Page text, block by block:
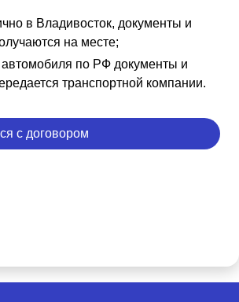
в Владивосток, документы и
на месте;
автомобиля по РФ документы и
транспортной компании.
с договором